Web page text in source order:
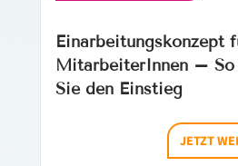
Einarbeitungskonzept
MitarbeiterInnen – So
Sie den Einstieg
JETZT